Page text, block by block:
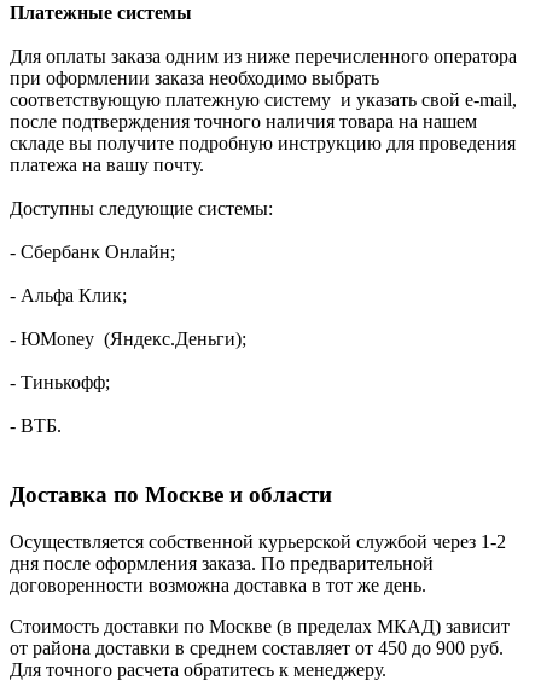
Платежные системы
Для оплаты заказа одним из ниже перечисленного оператора
при оформлении заказа необходимо выбрать
соответствующую платежную систему и указать свой e-mail,
после подтверждения точного наличия товара на нашем
складе вы получите подробную инструкцию для проведения
платежа на вашу почту.
Доступны следующие системы:
- Сбербанк Онлайн;
- Альфа Клик;
- ЮMoney (Яндекс.Деньги);
- Тинькофф;
- ВТБ.
Доставка по Москве и области
Осуществляется собственной курьерской службой через 1-2
дня после оформления заказа. По предварительной
договоренности возможна доставка в тот же день.
Стоимость доставки по Москве (в пределах МКАД) зависит
от района доставки в среднем составляет от 450 до 900 руб.
Для точного расчета обратитесь к менеджеру.